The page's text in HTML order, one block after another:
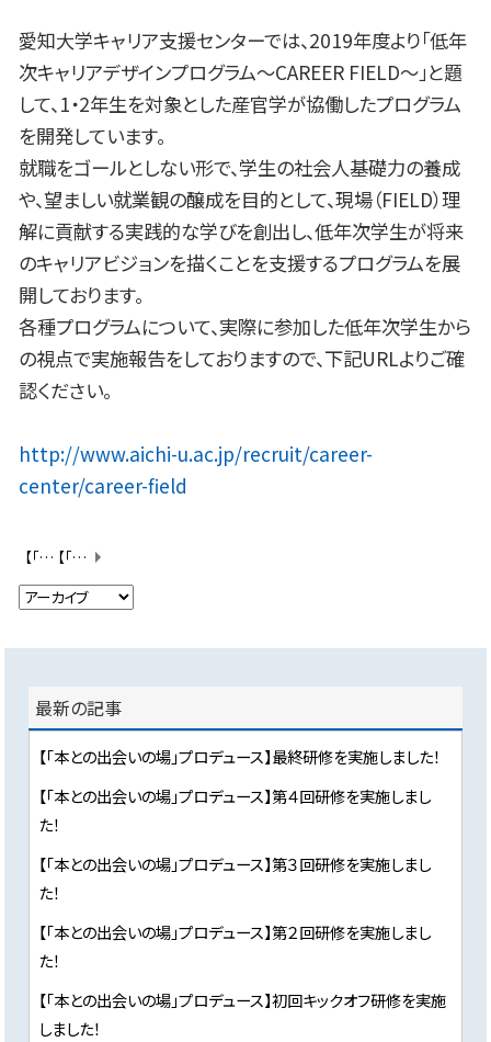
愛知大学キャリア支援センターでは、2019年度より「低年
次キャリアデザインプログラム～CAREER FIELD～」と題
して、1・2年生を対象とした産官学が協働したプログラム
を開発しています。
就職をゴールとしない形で、学生の社会人基礎力の養成
や、望ましい就業観の醸成を目的として、現場（FIELD）理
解に貢献する実践的な学びを創出し、低年次学生が将来
のキャリアビジョンを描くことを支援するプログラムを展
開しております。
各種プログラムについて、実際に参加した低年次学生から
の視点で実施報告をしておりますので、下記URLよりご確
認ください。
http://www.aichi-u.ac.jp/recruit/career-
center/career-field
【「本との出会いの場」プロデュース】初回キックオフ研修を実施しました！ 【「本との出会いの場」プロデュース】第３回研修を実施しました！
最新の記事
【「本との出会いの場」プロデュース】最終研修を実施しました！
【「本との出会いの場」プロデュース】第４回研修を実施しまし
た！
【「本との出会いの場」プロデュース】第３回研修を実施しまし
た！
【「本との出会いの場」プロデュース】第２回研修を実施しまし
た！
【「本との出会いの場」プロデュース】初回キックオフ研修を実施
しました！